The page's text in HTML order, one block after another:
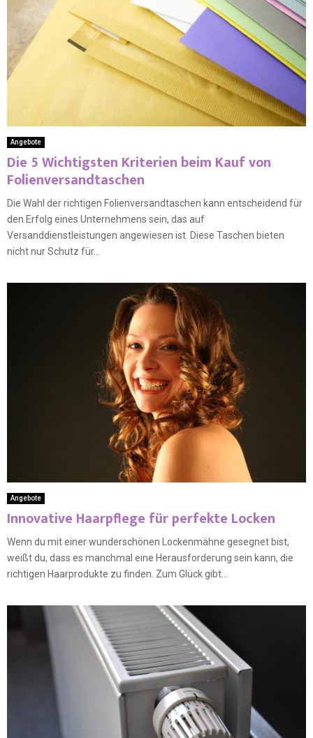
Angebote
Die 5 Wichtigsten Kriterien beim Kauf von
Folienversandtaschen
Die Wahl der richtigen Folienversandtaschen kann entscheidend für
den Erfolg eines Unternehmens sein, das auf
Versanddienstleistungen angewiesen ist. Diese Taschen bieten
nicht nur Schutz für...
Angebote
Innovative Haarpflege für perfekte Locken
Wenn du mit einer wunderschönen Lockenmähne gesegnet bist,
weißt du, dass es manchmal eine Herausforderung sein kann, die
richtigen Haarprodukte zu finden. Zum Glück gibt...